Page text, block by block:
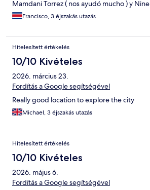
Mamdani Torrez ( nos ayudó mucho ) y Nine
Francisco, 3 éjszakás utazás
Hitelesített értékelés
10/10 Kivételes
2026. március 23.
Fordítás a Google segítségével
Really good location to explore the city
Michael, 3 éjszakás utazás
Hitelesített értékelés
10/10 Kivételes
2026. május 6.
Fordítás a Google segítségével